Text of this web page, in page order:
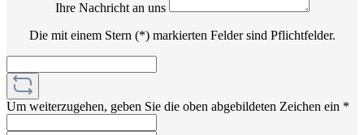
Ihre Nachricht an uns
Die mit einem Stern (*) markierten Felder sind Pflichtfelder.
Um weiterzugehen, geben Sie die oben abgebildeten Zeichen ein *